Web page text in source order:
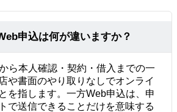
申込は何が違いますか？
ら本人確認・契約・借入までの一
や書面のやり取りなしでオンライ
を指します。一方Web申込は、申
で送信できることだけを意味する